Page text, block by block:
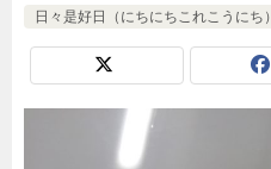
日々是好日（にちにちこれこうにち）